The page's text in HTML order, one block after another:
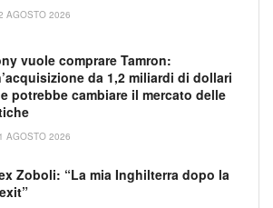
AGOSTO 2026
vuole comprare Tamron:
da 1,2 miliardi di dollari
potrebbe cambiare il mercato delle
1 AGOSTO 2026
Zoboli: “La mia Inghilterra dopo la